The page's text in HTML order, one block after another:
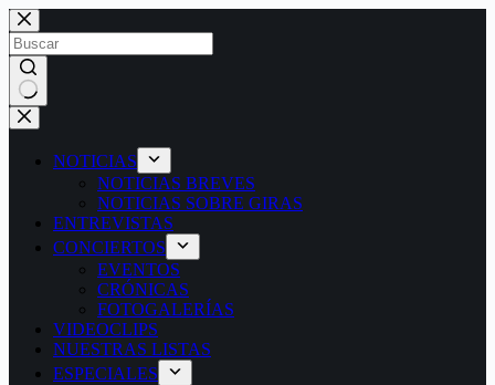
Saltar
al
contenido
Sin
resultados
NOTICIAS
NOTICIAS BREVES
NOTICIAS SOBRE GIRAS
ENTREVISTAS
CONCIERTOS
EVENTOS
CRÓNICAS
FOTOGALERÍAS
VIDEOCLIPS
NUESTRAS LISTAS
ESPECIALES